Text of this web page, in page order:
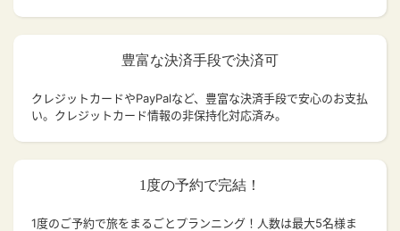
豊富な決済手段で決済可
クレジットカードやPayPalなど、豊富な決済手段で安心のお支払
い。クレジットカード情報の非保持化対応済み。
1度の予約で完結！
1度のご予約で旅をまるごとプランニング！人数は最大5名様ま